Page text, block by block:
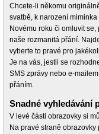
Chcete-li někomu
svatbě, k narození
Novému roku či omluvit
naše rozmanitá přání.
vyberte to pravé pro
Je na vás, jestli se
SMS zprávy nebo e-
přáním.
Snadné vyhledávání
V levé části obrazovky si
Na pravé straně